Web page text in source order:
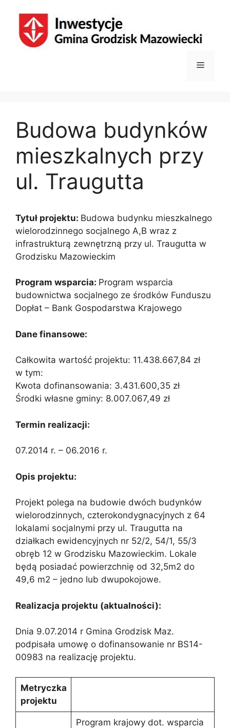
treści
Menu
Budowa budynków
mieszkalnych przy
ul. Traugutta
Tytuł projektu: Budowa budynku mieszkalnego
wielorodzinnego socjalnego A,B wraz z
infrastrukturą zewnętrzną przy ul. Traugutta w
Grodzisku Mazowieckim
Program wsparcia: Program wsparcia
budownictwa socjalnego ze środków Funduszu
Dopłat – Bank Gospodarstwa Krajowego
Dane finansowe:
Całkowita wartość projektu: 11.438.667,84 zł
w tym:
Kwota dofinansowania: 3.431.600,35 zł
Środki własne gminy: 8.007.067,49 zł
Termin realizacji:
07.2014 r. – 06.2016 r.
Opis projektu:
Projekt polega na budowie dwóch budynków
wielorodzinnych, czterokondygnacyjnych z 64
lokalami socjalnymi przy ul. Traugutta na
działkach ewidencyjnych nr 52/2, 54/1, 55/3
obręb 12 w Grodzisku Mazowieckim. Lokale
będą posiadać powierzchnię od 32,5m2 do
49,6 m2 – jedno lub dwupokojowe.
Realizacja projektu (aktualności):
Dnia 9.07.2014 r Gmina Grodzisk Maz.
podpisała umowę o dofinansowanie nr BS14-
00983 na realizację projektu.
Metryczka
projektu
Program krajowy dot. wsparcia